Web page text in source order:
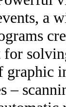
a
graphic
–